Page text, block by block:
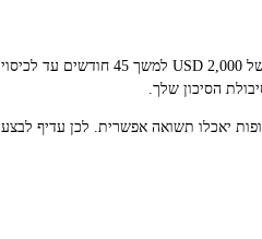
תוכנית אופיינית למישהו שמתחיל עם 100K USD יכולה להיראות כך: כניסה ראשונית של 10,000 USD, ואז DCA חודשי של 2,000 USD למשך 45 חודשים עד לכיסוי
יאכלו תשואה אפשרית. לכן עדיף לבצע